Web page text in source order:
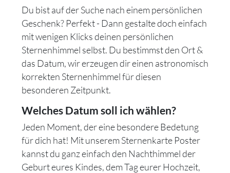
Du bist auf der Suche nach einem persönlichen
Geschenk? Perfekt - Dann gestalte doch einfach
mit wenigen Klicks deinen persönlichen
Sternenhimmel selbst. Du bestimmst den Ort &
das Datum, wir erzeugen dir einen astronomisch
korrekten Sternenhimmel für diesen
besonderen Zeitpunkt.
Welches Datum soll ich wählen?
Jeden Moment, der eine besondere Bedetung
für dich hat! Mit unserem Sternenkarte Poster
kannst du ganz einfach den Nachthimmel der
Geburt eures Kindes, dem Tag eurer Hochzeit,